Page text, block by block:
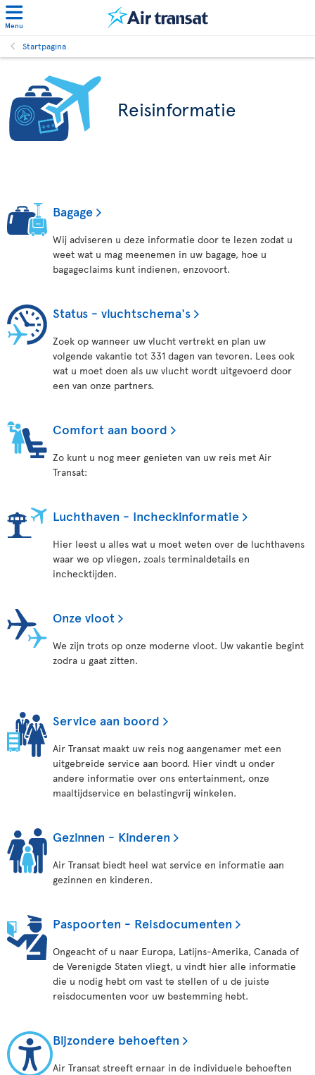
Menu
Startpagina
Reisinformatie
Bagage
Wij adviseren u deze informatie door te lezen zodat u
weet wat u mag meenemen in uw bagage, hoe u
bagageclaims kunt indienen, enzovoort.
Status - vluchtschema's
Zoek op wanneer uw vlucht vertrekt en plan uw
volgende vakantie tot 331 dagen van tevoren. Lees ook
wat u moet doen als uw vlucht wordt uitgevoerd door
een van onze partners.
Comfort aan boord
Zo kunt u nog meer genieten van uw reis met Air
Transat:
Luchthaven - Incheckinformatie
Hier leest u alles wat u moet weten over de luchthavens
waar we op vliegen, zoals terminaldetails en
inchecktijden.
Onze vloot
We zijn trots op onze moderne vloot. Uw vakantie begint
zodra u gaat zitten.
Service aan boord
Air Transat maakt uw reis nog aangenamer met een
uitgebreide service aan boord. Hier vindt u onder
andere informatie over ons entertainment, onze
maaltijdservice en belastingvrij winkelen.
Gezinnen - Kinderen
Air Transat biedt heel wat service en informatie aan
gezinnen en kinderen.
Paspoorten - Reisdocumenten
Ongeacht of u naar Europa, Latijns-Amerika, Canada of
de Verenigde Staten vliegt, u vindt hier alle informatie
die u nodig hebt om vast te stellen of u de juiste
reisdocumenten voor uw bestemming hebt.
Bijzondere behoeften
Air Transat streeft ernaar in de individuele behoeften